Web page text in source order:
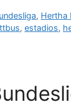
, Hertha
,estadios,